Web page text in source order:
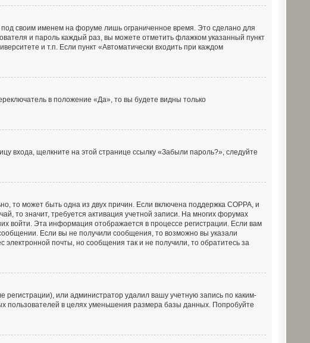
своим именем на форуме лишь ограниченное время. Это сделано для
и пароль каждый раз, вы можете отметить флажком указанный пункт
и т.п. Если пункт «Автоматически входить при каждом
в положение «Да», то вы будете видны только
входа, щелкните на этой странице ссылку «Забыли пароль?», следуйте
то может быть одна из двух причин. Если включена поддержка COPPA, и
то значит, требуется активация учетной записи. На многих форумах
войти. Эта информация отображается в процессе регистрации. Если вам
Если вы не получили сообщения, то возможно вы указали
почты, но сообщения так и не получили, то обратитесь за
или администратор удалил вашу учетную запись по каким-
пользователей в целях уменьшения размера базы данных. Попробуйте